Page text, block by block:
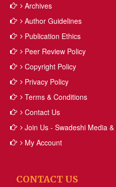
Archives
Author Guidelines
Publication Ethics
Peer Review Policy
Copyright Policy
Privacy Policy
Terms & Conditions
Contact Us
Join Us - Swadeshi Media
My Account
CONTACT US